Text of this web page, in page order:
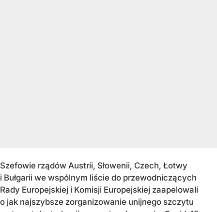
Szefowie rządów Austrii, Słowenii, Czech, Łotwy
i Bułgarii we wspólnym liście do przewodniczących
Rady Europejskiej i Komisji Europejskiej zaapelowali
o jak najszybsze zorganizowanie unijnego szczytu